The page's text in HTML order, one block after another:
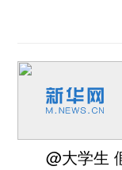
@大学生